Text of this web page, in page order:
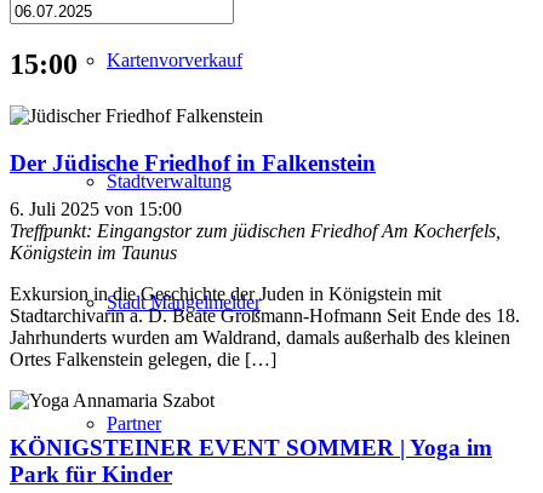
Kartenvorverkauf
Stadtverwaltung
Stadt Mängelmelder
Partner
15:00
Der Jüdische Friedhof in Falkenstein
6. Juli 2025 von 15:00
Treffpunkt: Eingangstor zum jüdischen FriedhofAm Kocherfels,
Königstein im Taunus
Exkursion in die Geschichte der Juden in Königstein mit
Stadtarchivarin a. D. Beate Großmann-Hofmann Seit Ende des 18.
Jahrhunderts wurden am Waldrand, damals außerhalb des kleinen
Ortes Falkenstein gelegen, die […]
KÖNIGSTEINER EVENT SOMMER | Yoga im
Park für Kinder